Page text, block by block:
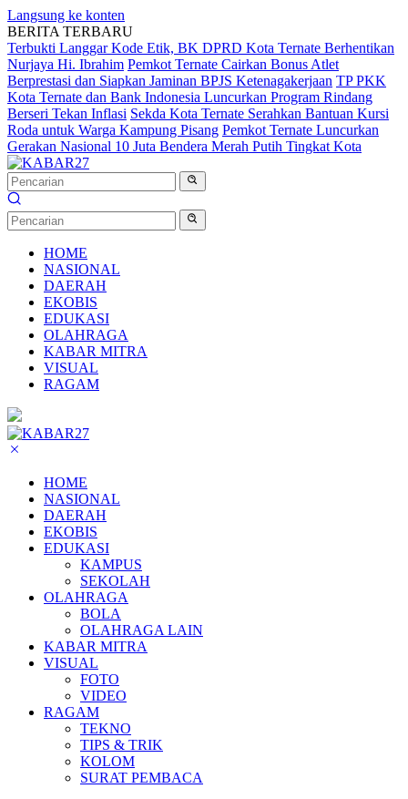
Langsung ke konten
BERITA TERBARU
Terbukti Langgar Kode Etik, BK DPRD Kota Ternate Berhentikan
Nurjaya Hi. Ibrahim Pemkot Ternate Cairkan Bonus Atlet
Berprestasi dan Siapkan Jaminan BPJS Ketenagakerjaan TP PKK
Kota Ternate dan Bank Indonesia Luncurkan Program Rindang
Berseri Tekan Inflasi Sekda Kota Ternate Serahkan Bantuan Kursi
Roda untuk Warga Kampung Pisang Pemkot Ternate Luncurkan
Gerakan Nasional 10 Juta Bendera Merah Putih Tingkat Kota
HOME
NASIONAL
DAERAH
EKOBIS
EDUKASI
OLAHRAGA
KABAR MITRA
VISUAL
RAGAM
HOME
NASIONAL
DAERAH
EKOBIS
EDUKASI
KAMPUS
SEKOLAH
OLAHRAGA
BOLA
OLAHRAGA LAIN
KABAR MITRA
VISUAL
FOTO
VIDEO
RAGAM
TEKNO
TIPS & TRIK
KOLOM
SURAT PEMBACA